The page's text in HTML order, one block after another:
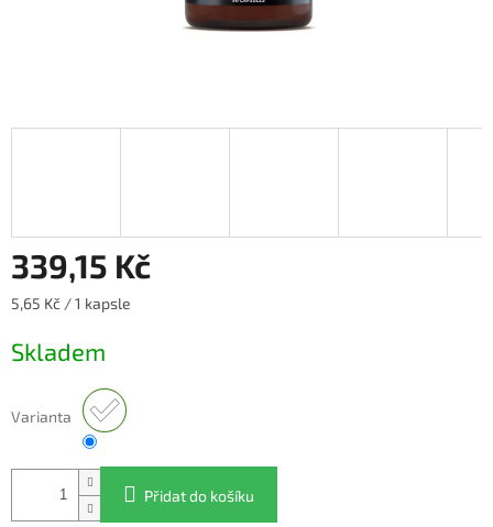
339,15 Kč
Měrná
5,65 Kč / 1 kapsle
Skladem
Varianta
Přidat do košíku